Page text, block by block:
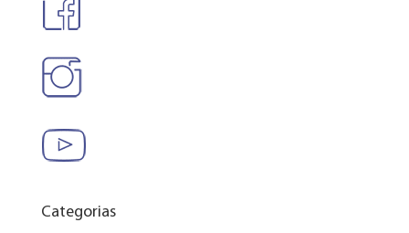
Categorias